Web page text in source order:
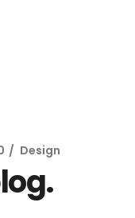
Design